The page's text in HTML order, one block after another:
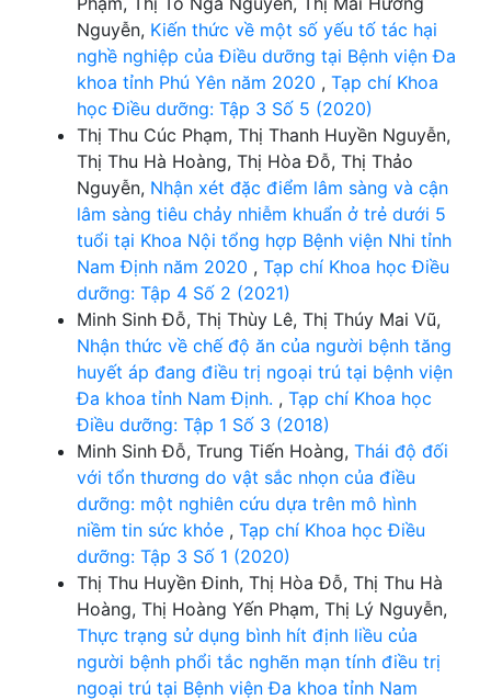
Nguyễn, Kiến thức về một số yếu tố tác hại
nghề nghiệp của Điều dưỡng tại Bệnh viện Đa
khoa tỉnh Phú Yên năm 2020 , Tạp chí Khoa
học Điều dưỡng: Tập 3 Số 5 (2020)
Thị Thu Cúc Phạm, Thị Thanh Huyền Nguyễn,
Thị Thu Hà Hoàng, Thị Hòa Đỗ, Thị Thảo
Nguyễn, Nhận xét đặc điểm lâm sàng và cận
lâm sàng tiêu chảy nhiễm khuẩn ở trẻ dưới 5
tuổi tại Khoa Nội tổng hợp Bệnh viện Nhi tỉnh
Nam Định năm 2020 , Tạp chí Khoa học Điều
dưỡng: Tập 4 Số 2 (2021)
Minh Sinh Đỗ, Thị Thùy Lê, Thị Thúy Mai Vũ,
Nhận thức về chế độ ăn của người bệnh tăng
huyết áp đang điều trị ngoại trú tại bệnh viện
Đa khoa tỉnh Nam Định. , Tạp chí Khoa học
Điều dưỡng: Tập 1 Số 3 (2018)
Minh Sinh Đỗ, Trung Tiến Hoàng, Thái độ đối
với tổn thương do vật sắc nhọn của điều
dưỡng: một nghiên cứu dựa trên mô hình
niềm tin sức khỏe , Tạp chí Khoa học Điều
dưỡng: Tập 3 Số 1 (2020)
Thị Thu Huyền Đinh, Thị Hòa Đỗ, Thị Thu Hà
Hoàng, Thị Hoàng Yến Phạm, Thị Lý Nguyễn,
Thực trạng sử dụng bình hít định liều của
người bệnh phổi tắc nghẽn mạn tính điều trị
ngoại trú tại Bệnh viện Đa khoa tỉnh Nam